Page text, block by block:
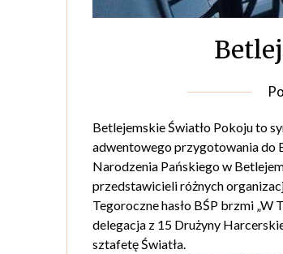
Betlejemskie Światło Pokoju to
adwentowego przygotowania do
Narodzenia Pańskiego w
przedstawicieli różnych
Tegoroczne hasło BŚP brzmi „W
delegacja z 15 Drużyny
sztafetę Światła.